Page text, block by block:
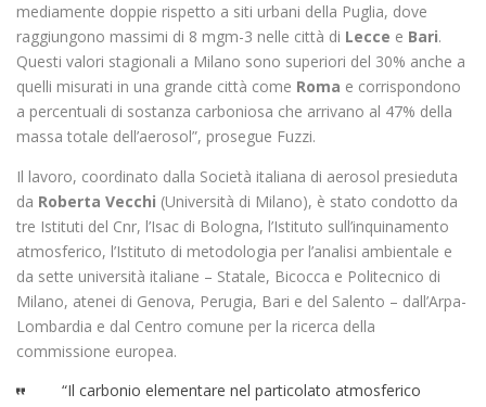
mediamente doppie rispetto a siti urbani della Puglia, dove
raggiungono massimi di 8 mgm-3 nelle città di Lecce e Bari.
Questi valori stagionali a Milano sono superiori del 30% anche a
quelli misurati in una grande città come Roma e corrispondono
a percentuali di sostanza carboniosa che arrivano al 47% della
massa totale dell’aerosol”, prosegue Fuzzi.
Il lavoro, coordinato dalla Società italiana di aerosol presieduta
da Roberta Vecchi (Università di Milano), è stato condotto da
tre Istituti del Cnr, l’Isac di Bologna, l’Istituto sull’inquinamento
atmosferico, l’Istituto di metodologia per l’analisi ambientale e
da sette università italiane – Statale, Bicocca e Politecnico di
Milano, atenei di Genova, Perugia, Bari e del Salento – dall’Arpa-
Lombardia e dal Centro comune per la ricerca della
commissione europea.
“Il carbonio elementare nel particolato atmosferico